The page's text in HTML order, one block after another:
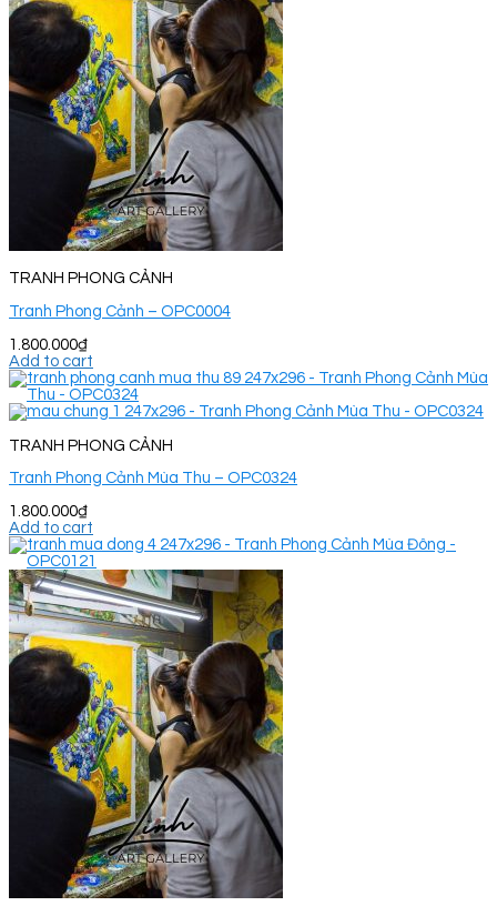
TRANH PHONG CẢNH
Tranh Phong Cảnh – OPC0004
1.800.000₫
Add to cart
TRANH PHONG CẢNH
Tranh Phong Cảnh Mùa Thu – OPC0324
1.800.000₫
Add to cart